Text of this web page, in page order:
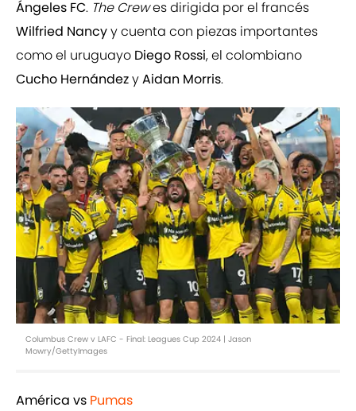
Ángeles FC. The Crewes dirigida por el francés
Wilfried Nancyy cuenta con piezas importantes
como el uruguayo Diego Rossi, el colombiano
Cucho HernándezyAidan Morris.
Columbus Crew v LAFC - Final: Leagues Cup 2024 | Jason
Mowry/GettyImages
América vs Pumas